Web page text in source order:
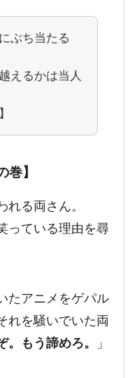
ぶち当たる
えるかは当人
】
巻】
る両さん。
っている理由を尋
たアニメをゲパル
れを騒いでいた両
。もう諦めろ。
」